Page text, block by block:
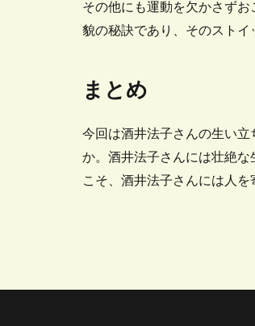
その他にも運動を欠かさず
貌の秘訣であり、そのストイ
まとめ
今回は酒井法子さんの生い
か。酒井法子さんには壮絶
こそ、酒井法子さんには人を